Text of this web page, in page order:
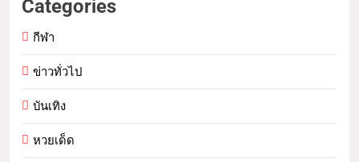
Categories
กีฬา
ข่าวทั่วไป
บันเทิง
หวยเด็ด